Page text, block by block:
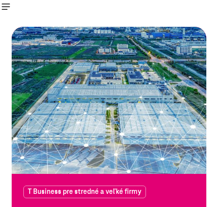
T Business pre stredné a veľké firmy